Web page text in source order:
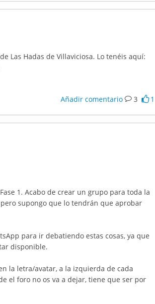
Las Hadas de Villaviciosa. Lo tenéis aquí:
Añadir comentario 3 1
1. Acabo de crear un grupo para toda la
supongo que lo tendrán que aprobar
para ir debatiendo estas cosas, ya que
disponible.
la letra/avatar, a la izquierda de cada
el foro no os va a dejar, tiene que ser por